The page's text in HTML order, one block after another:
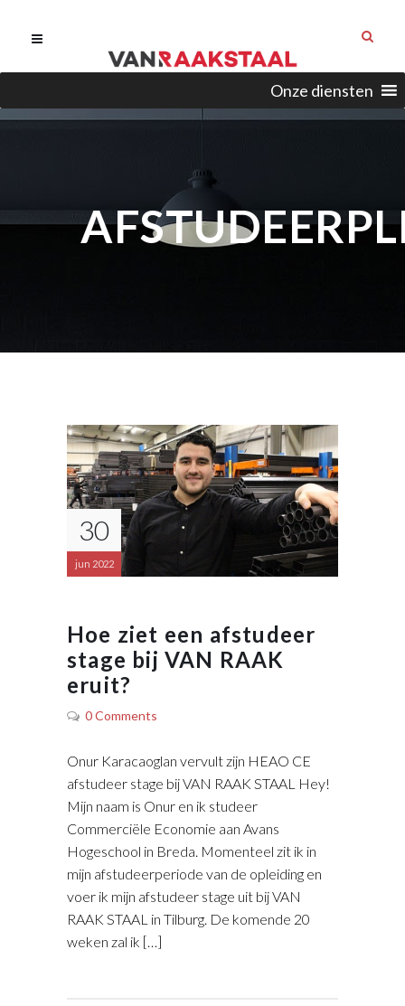
Onze diensten
30
jun 2022
Hoe ziet een afstudeer
stage bij VAN RAAK
eruit?
0 Comments
Onur Karacaoglan vervult zijn HEAO CE
afstudeer stage bij VAN RAAK STAAL Hey!
Mijn naam is Onur en ik studeer
Commerciële Economie aan Avans
Hogeschool in Breda. Momenteel zit ik in
mijn afstudeerperiode van de opleiding en
voer ik mijn afstudeer stage uit bij VAN
RAAK STAAL in Tilburg. De komende 20
weken zal ik […]